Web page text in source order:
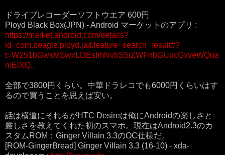
ドライブレコーダーソフトウエア 600円
Ployd Black Box(JPN) - Android マーケットのアプリ :
https://market.android.com/details?
id=com.beagle.ployd.ja&feature=search_result#?
t=W251bGwsMSwxLDEsImNvbS5iZWFnbGUucGxveWQua
mEiXQ..
全部で3800円くらい。中華ドラレコでも6000円くらいはす
るので買うことを思えば安い。
話は横道にそれるがHTC Desireは俺にAndroidの楽しさと
厳しさを教えてくれた初のスマホ。現在はAndroid2.3のカ
スタムROM：Ginger Villain 3.3のOC仕様だ。
[ROM-GingerBread] Ginger Villain 3.3 (16-10) - xda-